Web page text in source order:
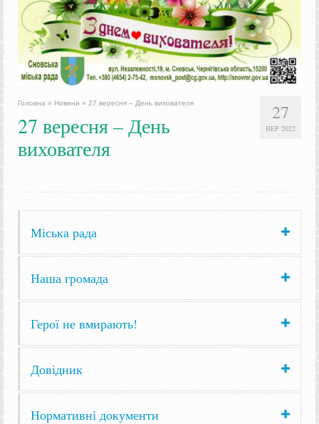
27
ВЕР 2022
Головна » Новини » 27 вересня – День вихователя
27 вересня – День
вихователя
Міська рада
Наша громада
Герої не вмирають!
Довідник
Нормативні документи